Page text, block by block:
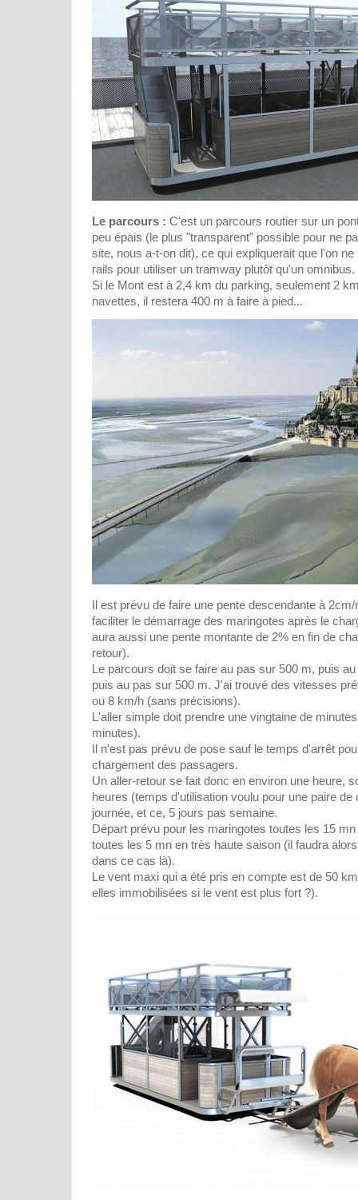
Le parcours : C'est un parcours routier sur un
peu épais (le plus "transparent" possible pour ne
site, nous a-t-on dit), ce qui expliquerait que l'on
rails pour utiliser un tramway plutôt qu'un omnibus.
Si le Mont est à 2,4 km du parking, seulement 2
navettes, il restera 400 m à faire à pied...
Il est prévu de faire une pente descendante à
faciliter le démarrage des maringotes après le
aura aussi une pente montante de 2% en fin de
retour).
Le parcours doit se faire au pas sur 500 m, puis
puis au pas sur 500 m. J'ai trouvé des vitesses
ou 8 km/h (sans précisions).
L'aller simple doit prendre une vingtaine de
minutes).
Il n'est pas prévu de pose sauf le temps d'arrêt
chargement des passagers.
Un aller-retour se fait donc en environ une heure,
heures (temps d'utilisation voulu pour une paire de
journée, et ce, 5 jours pas semaine.
Départ prévu pour les maringotes toutes les 15
toutes les 5 mn en très haute saison (il faudra
dans ce cas là).
Le vent maxi qui a été pris en compte est de 50
elles immobilisées si le vent est plus fort ?).